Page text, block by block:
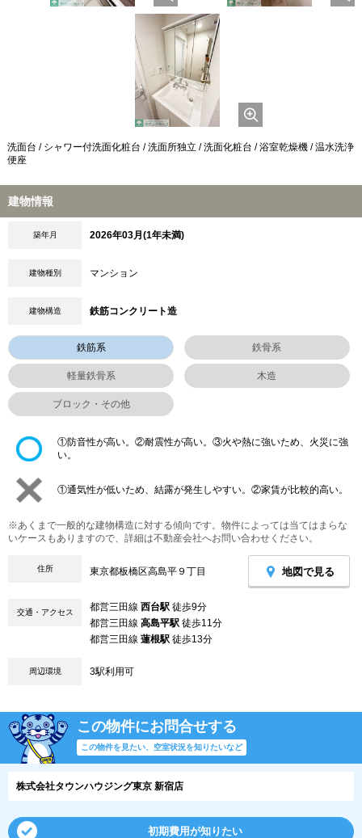
洗面台 / シャワー付洗面化粧台 / 洗面所独立 / 洗面化粧台 / 浴室乾燥機 / 温水洗浄
便座
建物情報
築年月 2026年03月(1年未満)
建物種別 マンション
建物構造 鉄筋コンクリート造
鉄筋系 鉄骨系
軽量鉄骨系 木造
ブロック・その他
①防音性が高い。②耐震性が高い。③火や熱に強いため、火災に強
い。
①通気性が低いため、結露が発生しやすい。②家賃が比較的高い。
※あくまで一般的な建物構造に対する傾向です。物件によっては当てはまらな
いケースもありますので、詳細は不動産会社へお問い合わせください。
住所 東京都板橋区高島平９丁目 地図で見る
交通・アクセス 都営三田線 西台駅 徒歩9分
都営三田線 高島平駅 徒歩11分
都営三田線 蓮根駅 徒歩13分
周辺環境 3駅利用可
この物件にお問合せする
この物件を見たい、空室状況を知りたいなど
株式会社タウンハウジング東京 新宿店
初期費用が知りたい